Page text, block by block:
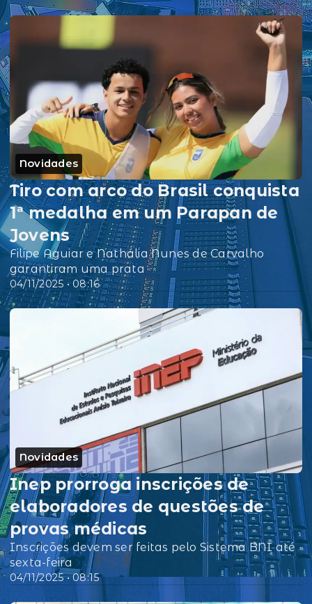
Novidades
04/11/2025 • 08:16
Tiro com arco do Brasil conquista
1ª medalha em um Parapan de
Jovens
Filipe Aguiar e Nathália Nunes de Carvalho
garantiram uma prata
Novidades
04/11/2025 • 08:15
Inep prorroga inscrições de
elaboradores de questões de
provas médicas
Inscrições devem ser feitas pelo Sistema BNI até
sexta-feira